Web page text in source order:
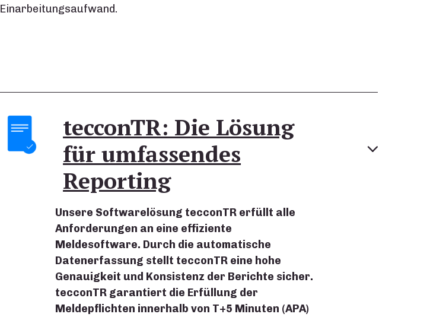
Einarbeitungsaufwand.
tecconTR: Die Lösung
für umfassendes
Reporting
Unsere Softwarelösung tecconTR erfüllt alle
Anforderungen an eine effiziente
Meldesoftware. Durch die automatische
Datenerfassung stellt tecconTR eine hohe
Genauigkeit und Konsistenz der Berichte sicher.
tecconTR garantiert die Erfüllung der
Meldepflichten innerhalb von T+5 Minuten (APA)